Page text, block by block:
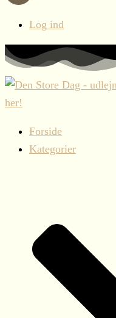
Log ind
Forside
Kategorier